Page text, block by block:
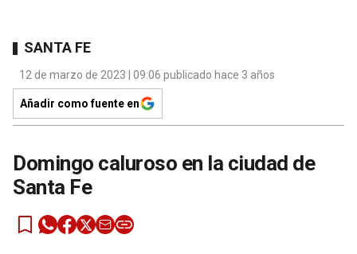
SANTA FE
12 de marzo de 2023 | 09:06 publicado hace 3 años
Añadir como fuente en
Domingo caluroso en la ciudad de
Santa Fe